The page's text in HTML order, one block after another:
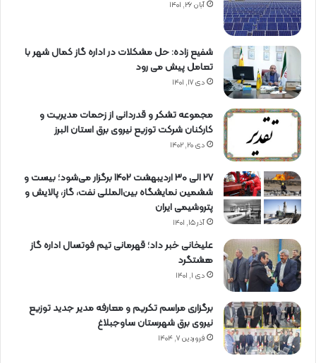
آبان ۲۶, ۱۴۰۱
شفیع زاده: حل مشکلات در اداره گاز کمال شهر با
تعامل پیش می رود
دی ۱۷, ۱۴۰۱
مجموعه تشکر و قدردانی از زحمات مدیریت و
کارکنان شرکت توزیع نیروی برق استان البرز
دی ۲۰, ۱۴۰۲
27 الی 30 اردیبهشت 1402 برگزار می‌شود؛ بیست و
ششمین نمایشگاه بین‌المللی نفت، گاز، پالایش و
پتروشیمی ایران
آذر ۱۵, ۱۴۰۱
علیخانی خبر داد؛ قهرمانی تیم فوتسال اداره گاز
هشتگرد
دی ۱, ۱۴۰۱
برگزاری مراسم تكریم و معارفه مدیر جدید توزیع
نیروی برق شهرستان ساوجبلاغ
فروردین ۷, ۱۴۰۴